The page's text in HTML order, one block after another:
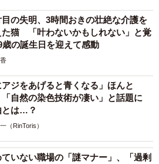
の失明、3時間おきの壮絶な介護を
た猫 「叶わないかもしれない」と覚
歳の誕生日を迎えて感動
アジをあげると青くなる」ほんと
自然の染色技術が凄い」と話題に
とは…？
（RinToris）
いない職場の「謎マナー」、「過剰